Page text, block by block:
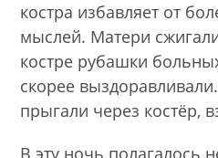
костра избавляет от
мыслей. Матери
костре рубашки
скорее
прыгали через костёр,
В эту ночь полагалось